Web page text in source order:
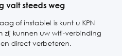
valt steeds weg
of instabiel is kunt u KPN
zij kunnen uw wifi-verbinding
direct verbeteren.